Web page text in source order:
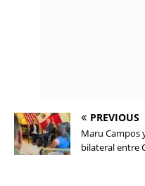
PREVIOUS
Maru Campos
bilateral entre